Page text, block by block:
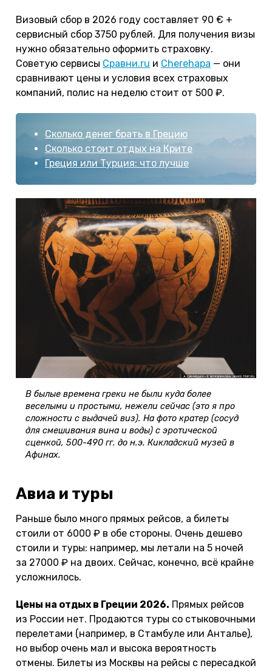
Визовый сбор в 2026 году составляет 90 € +
сервисный сбор 3750 рублей. Для получения визы
нужно обязательно оформить страховку.
Советую сервисы Сравни.ru и Cherehapa — они
сравнивают цены и условия всех страховых
компаний, полис на неделю стоит от 500 ₽.
Сколько денег брать в Грецию
Сколько стоит отдых на Крите
Греция или Турция: что лучше
В былые времена греки не были куда более
веселыми и простыми, нежели сейчас (это я про
сложности с выдачей виз). На фото кратер (сосуд
для смешивания вина и воды) с эротической
сценкой, 500-490 гг. до н.э. Кикладский музей в
Афинах.
Авиа и туры
Раньше было много прямых рейсов, а билеты
стоили от 6000 ₽ в обе стороны. Очень дешево
стоили и туры: например, мы летали на 5 ночей
за 27000 ₽ на двоих. Сейчас, конечно, всё крайне
усложнилось.
Цены на отдых в Греции 2026. Прямых рейсов
из России нет. Продаются туры со стыковочными
перелетами (например, в Стамбуле или Анталье),
но выбор очень мал и высока вероятность
отмены. Билеты из Москвы на рейсы с пересадкой